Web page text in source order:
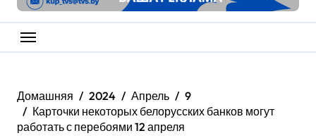
Домашняя 2024 Апрель
9
Карточки некоторых белорусских банков могут
работать с перебоями 12 апреля